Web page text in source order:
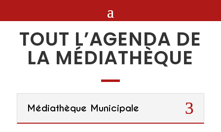
TOUT L’AGENDA DE
LA MÉDIATHÈQUE
Médiathèque Municipale